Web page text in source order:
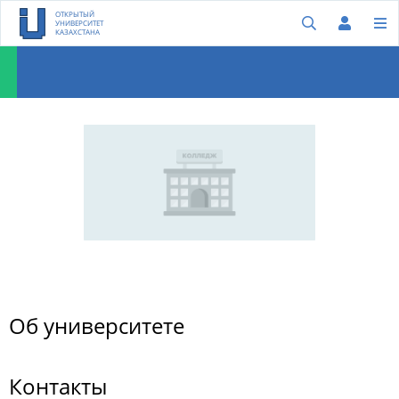
ОТКРЫТЫЙ
УНИВЕРСИТЕТ
КАЗАХСТАНА
Об университете
Контакты